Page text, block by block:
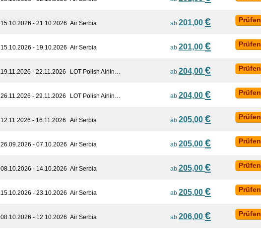
15.10.2026 - 21.10.2026 Air Serbia ab 201,00 € Prüfen
15.10.2026 - 19.10.2026 Air Serbia ab 201,00 € Prüfen
19.11.2026 - 22.11.2026 LOT Polish Airlin… ab 204,00 € Prüfen
26.11.2026 - 29.11.2026 LOT Polish Airlin… ab 204,00 € Prüfen
12.11.2026 - 16.11.2026 Air Serbia ab 205,00 € Prüfen
26.09.2026 - 07.10.2026 Air Serbia ab 205,00 € Prüfen
08.10.2026 - 14.10.2026 Air Serbia ab 205,00 € Prüfen
15.10.2026 - 23.10.2026 Air Serbia ab 205,00 € Prüfen
08.10.2026 - 12.10.2026 Air Serbia ab 206,00 € Prüfen